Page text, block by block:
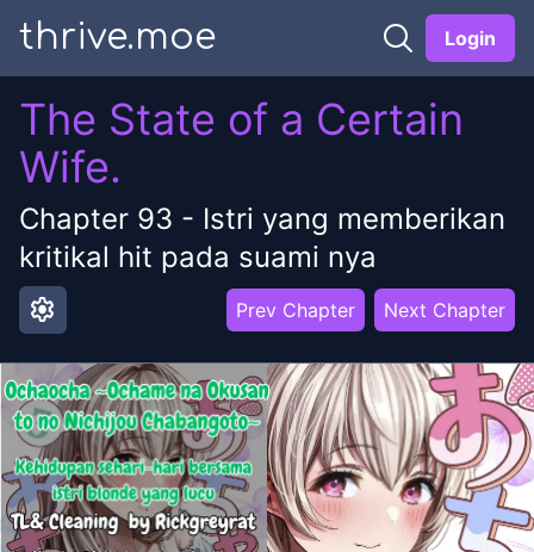
thrive.moe Login
The State of a Certain
Wife.
Chapter 93 - Istri yang memberikan
kritikal hit pada suami nya
settings Prev Chapter Next Chapter